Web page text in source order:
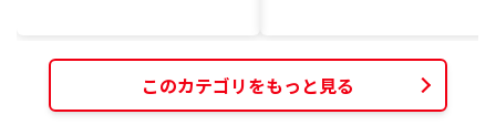
このカテゴリをもっと見る